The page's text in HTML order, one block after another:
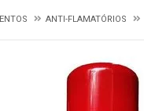
ANTI-FLAMATÓRIOS